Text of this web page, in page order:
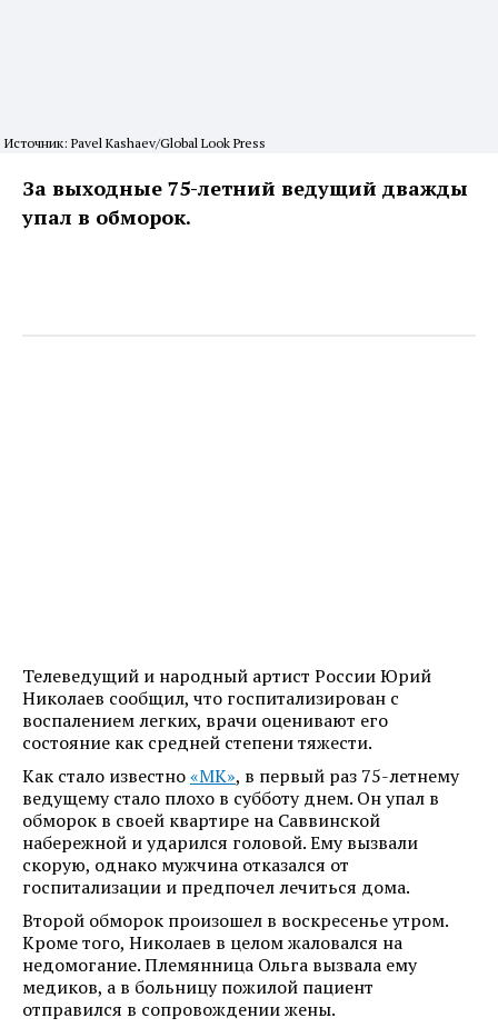
Источник: Pavel Kashaev/Global Look Press
За выходные 75-летний ведущий дважды
упал в обморок.
Телеведущий и народный артист России Юрий
Николаев сообщил, что госпитализирован с
воспалением легких, врачи оценивают его
состояние как средней степени тяжести.
Как стало известно«МК», в первый раз 75-летнему
ведущему стало плохо в субботу днем. Он упал в
обморок в своей квартире на Саввинской
набережной и ударился головой. Ему вызвали
скорую, однако мужчина отказался от
госпитализации и предпочел лечиться дома.
Второй обморок произошел в воскресенье утром.
Кроме того, Николаев в целом жаловался на
недомогание. Племянница Ольга вызвала ему
медиков, а в больницу пожилой пациент
отправился в сопровождении жены.